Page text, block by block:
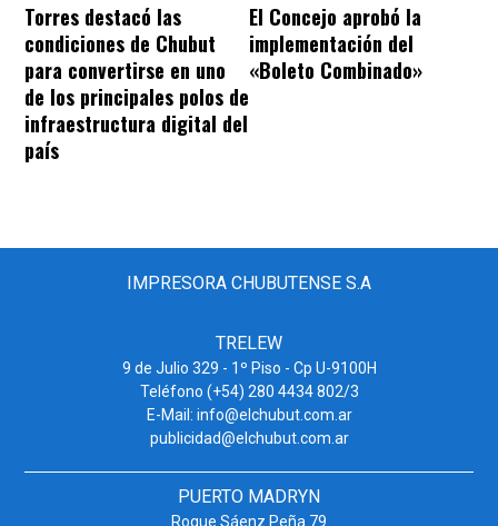
Torres destacó las
condiciones de Chubut
para convertirse en uno
de los principales polos de
infraestructura digital del
país
El Concejo aprobó la
implementación del
«Boleto Combinado»
IMPRESORA CHUBUTENSE S.A
TRELEW
9 de Julio 329 - 1º Piso - Cp U-9100H
Teléfono (+54) 280 4434 802/3
E-Mail: info@elchubut.com.ar
publicidad@elchubut.com.ar
PUERTO MADRYN
Roque Sáenz Peña 79